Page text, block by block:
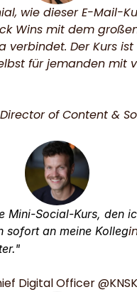
wie dieser E-Mail-
Wins mit dem
verbindet. Der Kurs
für jemanden mit
of Content &
Mini-Social-Kurs, den
sofort an meine Kolleg
Digital Officer @KNSK